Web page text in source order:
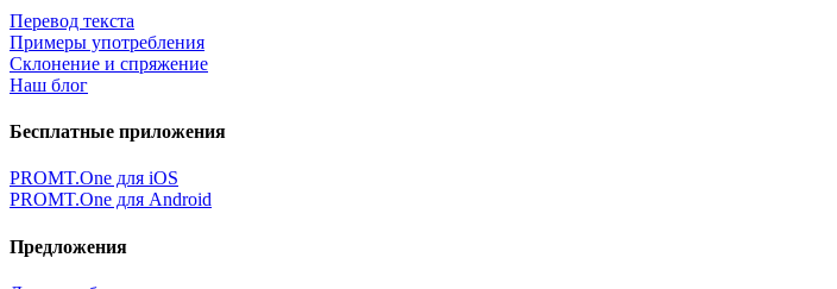
Перевод текста
Примеры употребления
Склонение и спряжение
Наш блог
Бесплатные приложения
PROMT.One для iOS
PROMT.One для Android
Предложения